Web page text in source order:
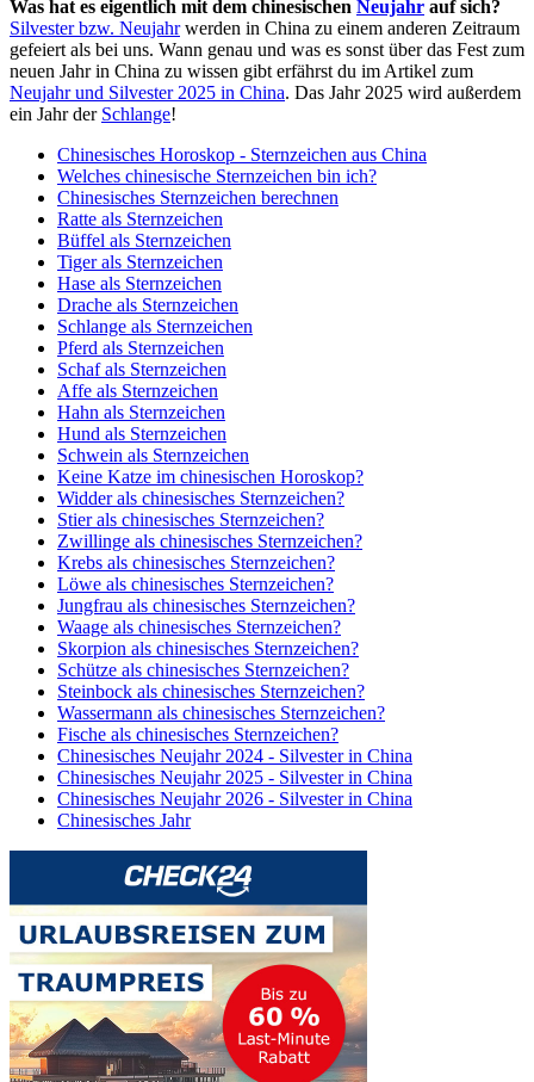
Was hat es eigentlich mit dem chinesischen Neujahr auf sich?
Silvester bzw. Neujahrwerden in China zu einem anderen Zeitraum
gefeiert als bei uns. Wann genau und was es sonst über das Fest zum
neuen Jahr in China zu wissen gibt erfährst du im Artikel zum
Neujahr und Silvester 2025 in China. Das Jahr 2025 wird außerdem
ein Jahr der Schlange!
Chinesisches Horoskop - Sternzeichen aus China
Welches chinesische Sternzeichen bin ich?
Chinesisches Sternzeichen berechnen
Ratte als Sternzeichen
Büffel als Sternzeichen
Tiger als Sternzeichen
Hase als Sternzeichen
Drache als Sternzeichen
Schlange als Sternzeichen
Pferd als Sternzeichen
Schaf als Sternzeichen
Affe als Sternzeichen
Hahn als Sternzeichen
Hund als Sternzeichen
Schwein als Sternzeichen
Keine Katze im chinesischen Horoskop?
Widder als chinesisches Sternzeichen?
Stier als chinesisches Sternzeichen?
Zwillinge als chinesisches Sternzeichen?
Krebs als chinesisches Sternzeichen?
Löwe als chinesisches Sternzeichen?
Jungfrau als chinesisches Sternzeichen?
Waage als chinesisches Sternzeichen?
Skorpion als chinesisches Sternzeichen?
Schütze als chinesisches Sternzeichen?
Steinbock als chinesisches Sternzeichen?
Wassermann als chinesisches Sternzeichen?
Fische als chinesisches Sternzeichen?
Chinesisches Neujahr 2024 - Silvester in China
Chinesisches Neujahr 2025 - Silvester in China
Chinesisches Neujahr 2026 - Silvester in China
Chinesisches Jahr